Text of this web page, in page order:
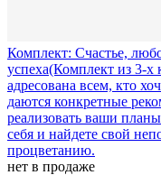
Комплект: Счастье,
успеха(Комплект из 3-х
адресована всем, кто
даются конкретные
реализовать ваши
себя и найдете свой
процветанию.
нет в продаже